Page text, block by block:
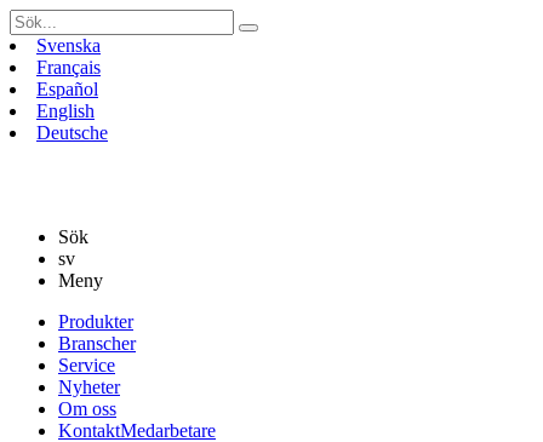
Sök
efter:Svenska
Français
Español
English
Deutsche
Sök
sv
Meny
vidare
innehåll
Produkter
Branscher
Service
Nyheter
Om oss
KontaktMedarbetare